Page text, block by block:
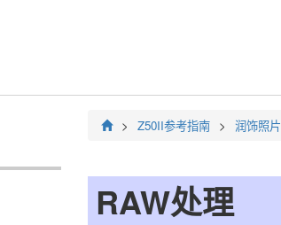
Z50II参考指南 润饰照片
RAW处理